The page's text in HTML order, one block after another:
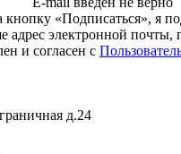
«Подписаться», я
адрес электронной почты,
и согласен с
д.24